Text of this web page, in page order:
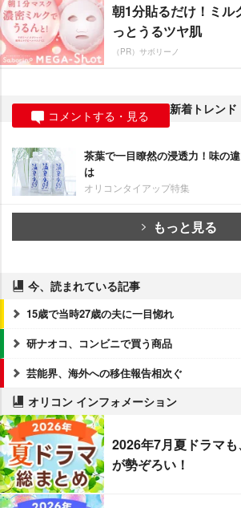
朝1分貼るだけ！ミル
っとうるツヤ肌
（PR）サボリーノ
コメントする・見る 新着トレンド
茶葉で一目瞭然の浸透力！味の
は
オリコンタイアップ特集
もっと見る
今、読まれている記事
15歳で当時27歳の夫に一目惚れ
研ナオコ、コンビニで買う商品
芸能界、海外への移住報告相次ぐ
オリコン インフォメーション
2026年7月夏ドラマ
が勢ぞろい！